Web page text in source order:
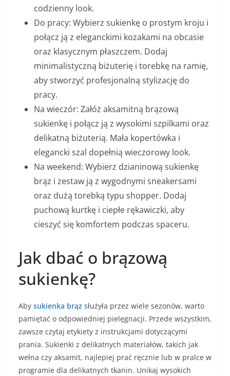
codzienny look.
Do pracy: Wybierz sukienkę o prostym kroju i
połącz ją z eleganckimi kozakami na obcasie
oraz klasycznym płaszczem. Dodaj
minimalistyczną biżuterię i torebkę na ramię,
aby stworzyć profesjonalną stylizację do
pracy.
Na wieczór: Załóż aksamitną brązową
sukienkę i połącz ją z wysokimi szpilkami oraz
delikatną biżuterią. Mała kopertówka i
elegancki szal dopełnią wieczorowy look.
Na weekend: Wybierz dzianinową sukienkę
brąz i zestaw ją z wygodnymi sneakersami
oraz dużą torebką typu shopper. Dodaj
puchową kurtkę i ciepłe rękawiczki, aby
cieszyć się komfortem podczas spaceru.
Jak dbać o brązową
sukienkę?
Aby sukienka brąz służyła przez wiele sezonów, warto
pamiętać o odpowiedniej pielęgnacji. Przede wszystkim,
zawsze czytaj etykiety z instrukcjami dotyczącymi
prania. Sukienki z delikatnych materiałów, takich jak
wełna czy aksamit, najlepiej prać ręcznie lub w pralce w
programie dla delikatnych tkanin. Unikaj wysokich